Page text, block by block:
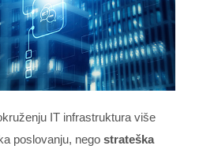
IT infrastruktura više
poslovanju, nego strateška